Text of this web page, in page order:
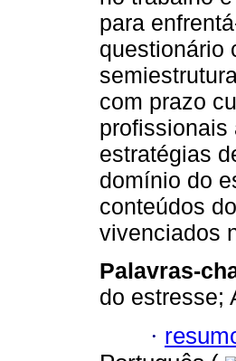
para
questionário
com prazo
profissionais
estratégias
domínio do
conteúdos
vivenciados
Palavras-
do estresse;
·